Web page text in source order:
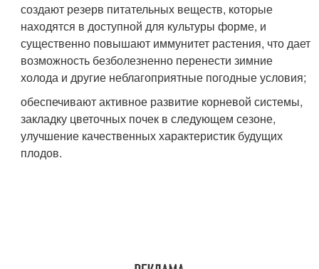
создают резерв питательных веществ, которые
находятся в доступной для культуры форме, и
существенно повышают иммунитет растения, что дает
возможность безболезненно перенести зимние
холода и другие неблагоприятные погодные условия;
обеспечивают активное развитие корневой системы,
закладку цветочных почек в следующем сезоне,
улучшение качественных характеристик будущих
плодов.